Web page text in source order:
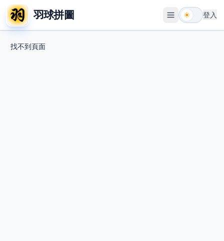
羽球拼圖 開啟選單
登入
找不到頁面